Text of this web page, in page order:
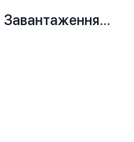
Завантаження...